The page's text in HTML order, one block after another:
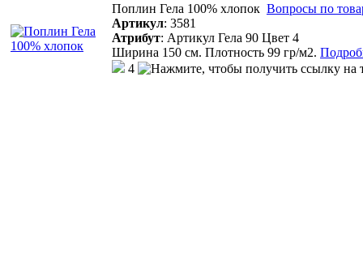
Поплин Гела 100% хлопок Вопросы по
Артикул: 3581
Атрибут: Артикул Гела 90 Цвет 4
Ширина 150 см. Плотность 99 гр/м2.
4